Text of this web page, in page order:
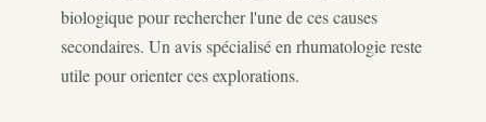
biologique pour rechercher l'une de ces causes
secondaires. Un avis spécialisé en rhumatologie reste
utile pour orienter ces explorations.